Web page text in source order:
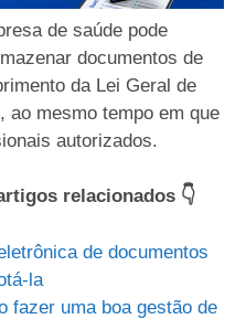
de saúde pode
documentos de
da Lei Geral de
ao mesmo tempo em que
autorizados.
relacionados 👇
de documentos
la
fazer uma boa gestão de